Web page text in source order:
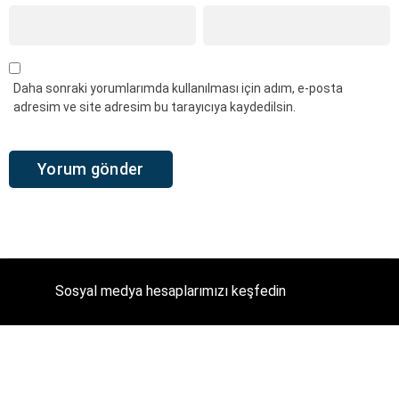
Daha sonraki yorumlarımda kullanılması için adım, e-posta
adresim ve site adresim bu tarayıcıya kaydedilsin.
Sosyal medya hesaplarımızı keşfedin